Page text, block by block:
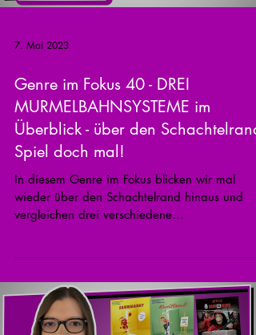
7. Mai 2023
Genre im Fokus 40 - DREI
MURMELBAHNSYSTEME im
Überblick - über den Schachtelrand
Spiel doch mal!
In diesem Genre im Fokus blicken wir mal
wieder über den Schachtelrand hinaus und
vergleichen drei verschiedene